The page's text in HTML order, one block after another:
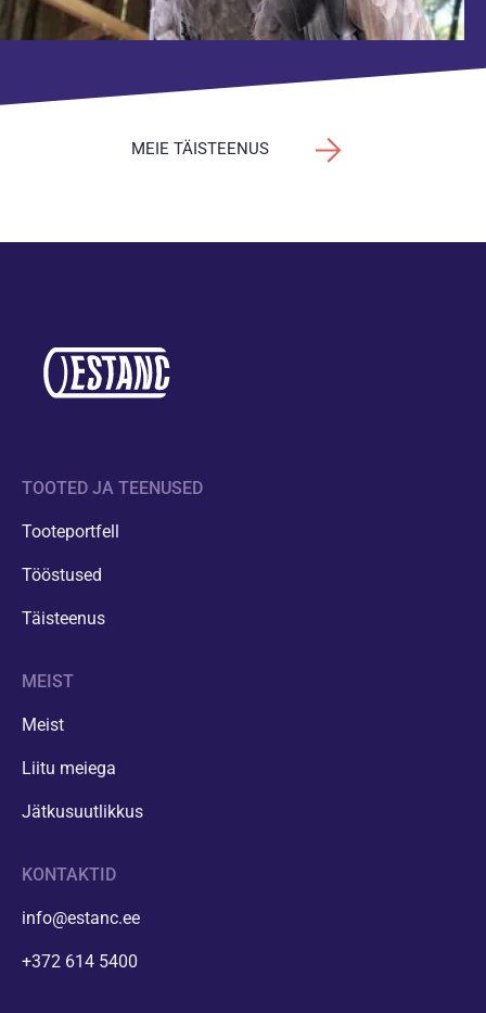
MEIE TÄISTEENUS
TOOTED JA TEENUSED
Tooteportfell
Tööstused
Täisteenus
MEIST
Meist
Liitu meiega
Jätkusuutlikkus
KONTAKTID
info@estanc.ee
+372 614 5400